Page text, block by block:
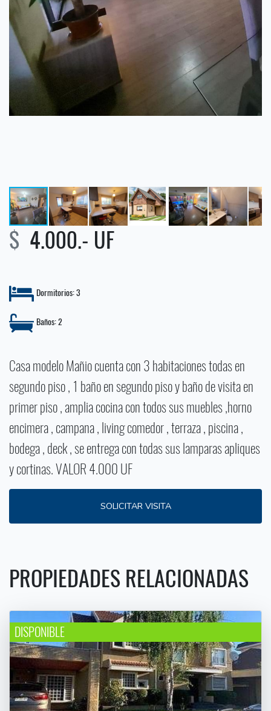
$ 4.000.- UF
Dormitorios: 3
Baños: 2
Casa modelo Mañio cuenta con 3 habitaciones todas en
segundo piso , 1 baño en segundo piso y baño de visita en
primer piso , amplia cocina con todos sus muebles ,horno
encimera , campana , living comedor , terraza , piscina ,
bodega , deck , se entrega con todas sus lamparas apliques
y cortinas. VALOR 4.000 UF
SOLICITAR VISITA
PROPIEDADES RELACIONADAS
DISPONIBLE